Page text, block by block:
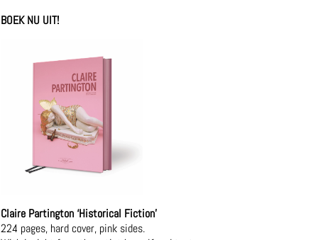
BOEK NU UIT!
Claire Partington ‘Historical Fiction’
224 pages, hard cover, pink sides.